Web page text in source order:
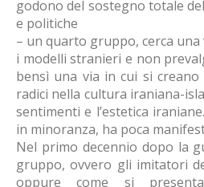
godono del sostegno totale
e politiche
– un quarto gruppo, cerca
i modelli stranieri e non
bensì una via in cui si
radici nella cultura iraniana-
sentimenti e l’estetica
in minoranza, ha poca
Nel primo decennio dopo la
gruppo, ovvero gli imitatori
oppure come si